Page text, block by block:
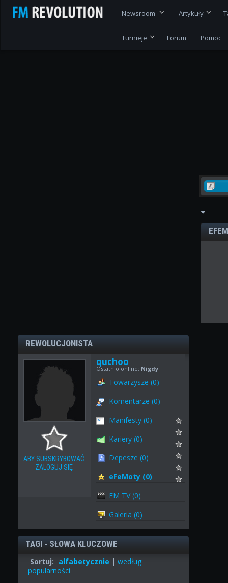
Newsroom Artykuły
Turnieje Forum Pomoc
REWOLUCJONISTA
ABY SUBSKRYBOWAĆ
ZALOGUJ SIĘ
quchoo
Ostatnio online: Nigdy
Towarzysze (0)
Komentarze (0)
Manifesty (0)
Kariery (0)
Depesze (0)
eFeMoty (0)
FM TV (0)
Galeria (0)
TAGI - SŁOWA KLUCZOWE
Sortuj: alfabetycznie | według
popularności